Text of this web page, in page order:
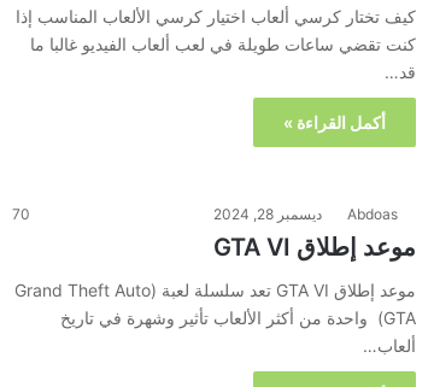
كيف تختار كرسي ألعاب اختيار كرسي الألعاب المناسب إذا
كنت تقضي ساعات طويلة في لعب ألعاب الفيديو غالبا ما
قد…
أكمل القراءة »
Abdoas ديسمبر 28, 2024 70
موعد إطلاق GTA VI
موعد إطلاق GTA VI تعد سلسلة لعبة Grand Theft Auto)
GTA) واحدة من أكثر الألعاب تأثير وشهرة في تاريخ
ألعاب…